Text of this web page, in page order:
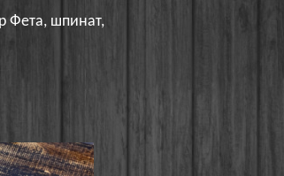
Фета, шпинат,